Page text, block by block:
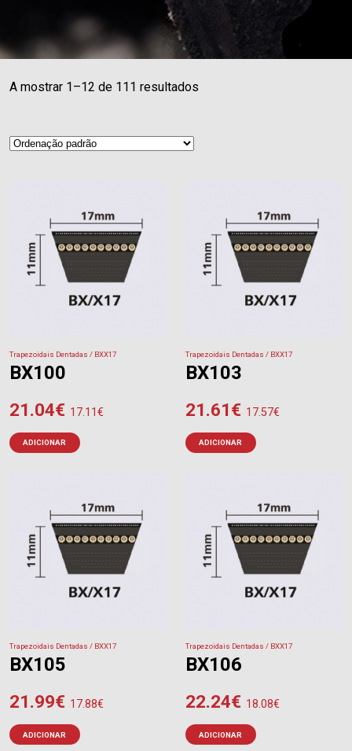
A mostrar 1–12 de 111 resultados
Trapezoidais Dentadas / BXX17
BX100
21.04€ 17.11€
ADICIONAR
Trapezoidais Dentadas / BXX17
BX103
21.61€ 17.57€
ADICIONAR
Trapezoidais Dentadas / BXX17
BX105
21.99€ 17.88€
ADICIONAR
Trapezoidais Dentadas / BXX17
BX106
22.24€ 18.08€
ADICIONAR